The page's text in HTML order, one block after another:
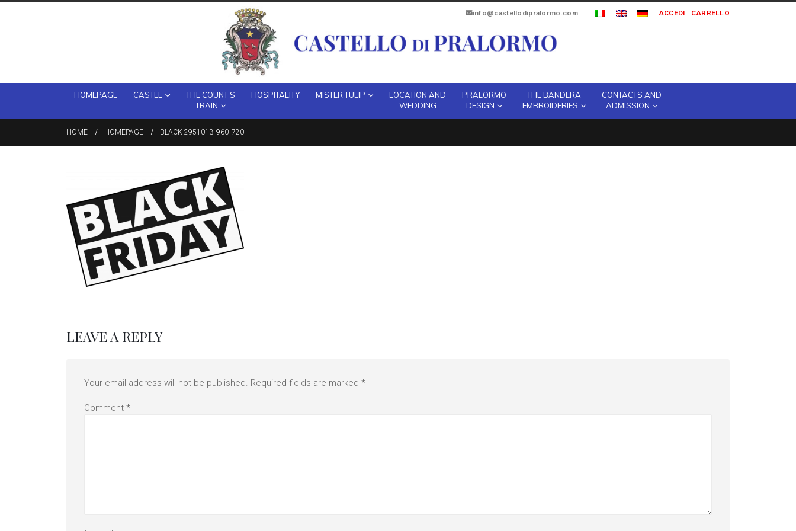
info@castellodipralormo.com ACCEDI CARRELLO
HOMEPAGE CASTLE
THE COUNT’S
TRAIN
HOSPITALITY MISTER TULIP
LOCATION AND
WEDDING
PRALORMO
DESIGN
THE BANDERA
EMBROIDERIES
CONTACTS AND
ADMISSION
HOME HOMEPAGE BLACK-2951013_960_720
LEAVE A REPLY
Your email address will not be published. Required fields are marked *
Comment *